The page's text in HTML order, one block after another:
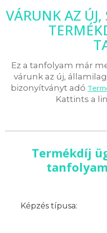
VÁRUNK AZ ÚJ,
Ez a tanfolyam már
várunk az új,
bizonyítványt adó
Kattints a
Termékdíj
Képzés típusa: